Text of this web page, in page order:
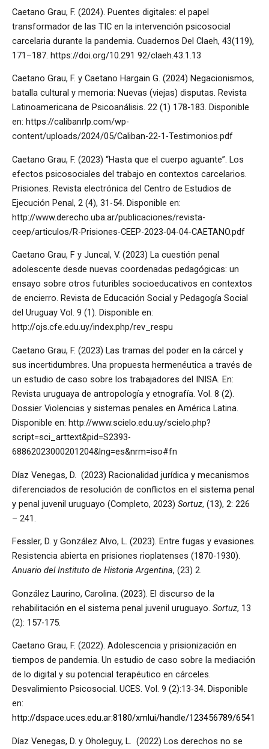
Caetano Grau, F. (2024). Puentes digitales: el papel
transformador de las TIC en la intervención psicosocial
carcelaria durante la pandemia. Cuadernos Del Claeh, 43(119),
171–187. https://doi.org/10.291 92/claeh.43.1.13
Caetano Grau, F. y Caetano Hargain G. (2024) Negacionismos,
batalla cultural y memoria: Nuevas (viejas) disputas. Revista
Latinoamericana de Psicoanálisis. 22 (1) 178-183. Disponible
en: https://calibanrlp.com/wp-
content/uploads/2024/05/Caliban-22-1-Testimonios.pdf
Caetano Grau, F. (2023) “Hasta que el cuerpo aguante”. Los
efectos psicosociales del trabajo en contextos carcelarios.
Prisiones. Revista electrónica del Centro de Estudios de
Ejecución Penal, 2 (4), 31-54. Disponible en:
http://www.derecho.uba.ar/publicaciones/revista-
ceep/articulos/R-Prisiones-CEEP-2023-04-04-CAETANO.pdf
Caetano Grau, F y Juncal, V. (2023) La cuestión penal
adolescente desde nuevas coordenadas pedagógicas: un
ensayo sobre otros futuribles socioeducativos en contextos
de encierro. Revista de Educación Social y Pedagogía Social
del Uruguay Vol. 9 (1). Disponible en:
http://ojs.cfe.edu.uy/index.php/rev_respu
Caetano Grau, F. (2023) Las tramas del poder en la cárcel y
sus incertidumbres. Una propuesta hermenéutica a través de
un estudio de caso sobre los trabajadores del INISA. En:
Revista uruguaya de antropología y etnografía. Vol. 8 (2).
Dossier Violencias y sistemas penales en América Latina.
Disponible en: http://www.scielo.edu.uy/scielo.php?
script=sci_arttext&pid=S2393-
68862023000201204&lng=es&nrm=iso#fn
Díaz Venegas, D. (2023) Racionalidad jurídica y mecanismos
diferenciados de resolución de conflictos en el sistema penal
y penal juvenil uruguayo (Completo, 2023) Sortuz, (13), 2: 226
– 241.
Fessler, D. y González Alvo, L. (2023). Entre fugas y evasiones.
Resistencia abierta en prisiones rioplatenses (1870-1930).
Anuario del Instituto de Historia Argentina, (23) 2.
González Laurino, Carolina. (2023). El discurso de la
rehabilitación en el sistema penal juvenil uruguayo. Sortuz, 13
(2): 157-175.
Caetano Grau, F. (2022). Adolescencia y prisionización en
tiempos de pandemia. Un estudio de caso sobre la mediación
de lo digital y su potencial terapéutico en cárceles.
Desvalimiento Psicosocial. UCES. Vol. 9 (2):13-34. Disponible
en:
http://dspace.uces.edu.ar:8180/xmlui/handle/123456789/6541
Díaz Venegas, D. y Oholeguy, L. (2022) Los derechos no se